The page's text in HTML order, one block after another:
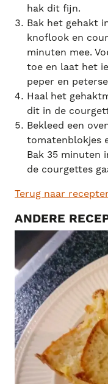
hak dit fijn.
Bak het gehakt
knoflook en
minuten mee.
toe en laat het
peper en
Haal het
dit in de
Bekleed een
tomatenblokjes
Bak 35 minuten
de courgettes
Terug naar
ANDERE